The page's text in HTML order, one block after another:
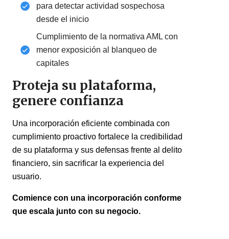
para detectar actividad sospechosa
desde el inicio
Cumplimiento de la normativa AML con
menor exposición al blanqueo de
capitales
Proteja su plataforma,
genere confianza
Una incorporación eficiente combinada con
cumplimiento proactivo fortalece la credibilidad
de su plataforma y sus defensas frente al delito
financiero, sin sacrificar la experiencia del
usuario.
Comience con una incorporación conforme
que escala junto con su negocio.